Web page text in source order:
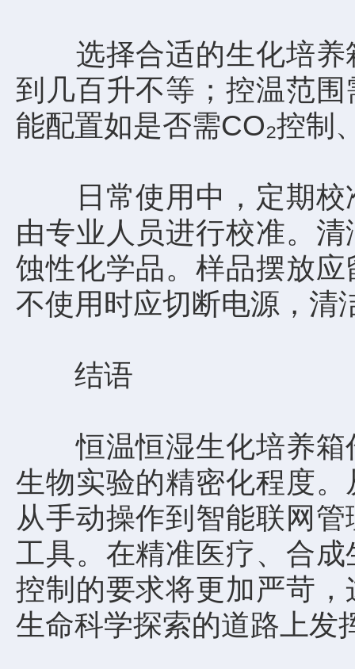
选择合适的生化培养
到几百升不等；控温范
能配置如是否需CO₂控制
日常使用中，定期校
由专业人员进行校准。
蚀性化学品。样品摆放
不使用时应切断电源，清
结语
恒温恒湿生化培养箱
生物实验的精密化程度
从手动操作到智能联网
工具。在精准医疗、合
控制的要求将更加严苛
生命科学探索的道路上发